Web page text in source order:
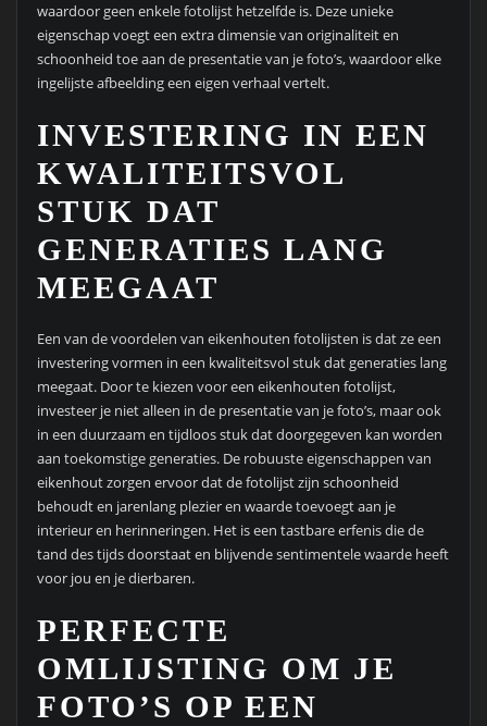
waardoor geen enkele fotolijst hetzelfde is. Deze unieke
eigenschap voegt een extra dimensie van originaliteit en
schoonheid toe aan de presentatie van je foto’s, waardoor elke
ingelijste afbeelding een eigen verhaal vertelt.
INVESTERING IN EEN
KWALITEITSVOL
STUK DAT
GENERATIES LANG
MEEGAAT
Een van de voordelen van eikenhouten fotolijsten is dat ze een
investering vormen in een kwaliteitsvol stuk dat generaties lang
meegaat. Door te kiezen voor een eikenhouten fotolijst,
investeer je niet alleen in de presentatie van je foto’s, maar ook
in een duurzaam en tijdloos stuk dat doorgegeven kan worden
aan toekomstige generaties. De robuuste eigenschappen van
eikenhout zorgen ervoor dat de fotolijst zijn schoonheid
behoudt en jarenlang plezier en waarde toevoegt aan je
interieur en herinneringen. Het is een tastbare erfenis die de
tand des tijds doorstaat en blijvende sentimentele waarde heeft
voor jou en je dierbaren.
PERFECTE
OMLIJSTING OM JE
FOTO’S OP EEN